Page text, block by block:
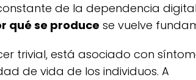
de la dependencia
qué se produce se vuelve
trivial, está asociado con
de vida de los individuos. A